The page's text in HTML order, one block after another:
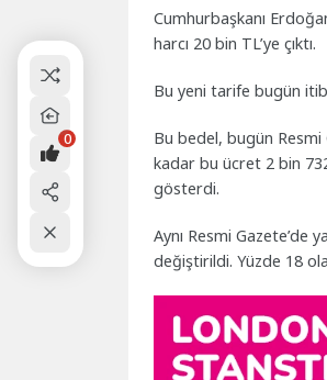
Cumhurbaşkanı
harcı 20 bin TL’ye çıktı.
Bu yeni tarife bugün
Bu bedel, bugün Resmi
kadar bu ücret 2 bin
gösterdi.
Aynı Resmi Gazete’de
değiştirildi. Yüzde 18
0